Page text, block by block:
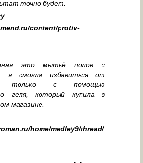
точно будет.
content/protiv-
это мытьё полов с
я смогла избавиться от
только с помощью
геля, который купила в
магазине.
home/medley9/thread/